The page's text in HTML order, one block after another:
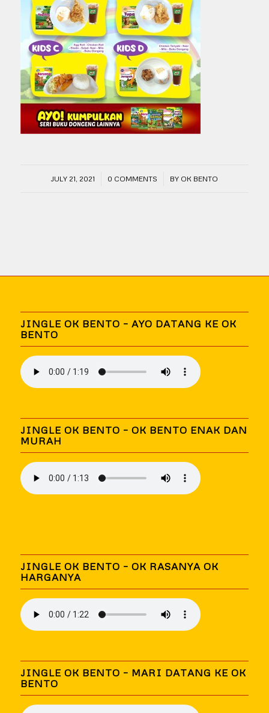
JULY 21, 2021
/ 0 COMMENTS
/ BY OK BENTO
JINGLE OK BENTO – AYO DATANG KE OK
BENTO
JINGLE OK BENTO – OK BENTO ENAK DAN
MURAH
JINGLE OK BENTO – OK RASANYA OK
HARGANYA
JINGLE OK BENTO – MARI DATANG KE OK
BENTO